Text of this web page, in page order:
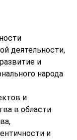
деятельности,
и
народа
и
в области
и